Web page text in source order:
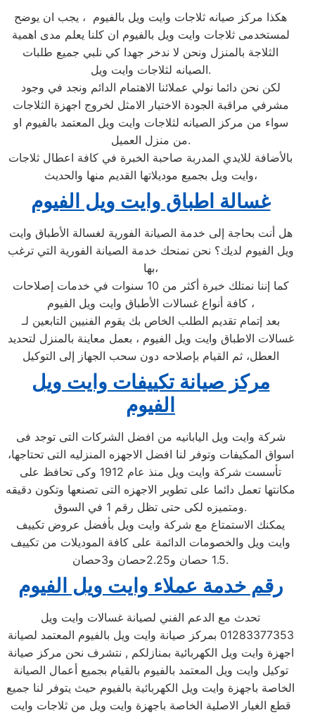
هكذا مركز صيانه ثلاجات وايت ويل بالفيوم ، يجب ان يوضح
لمستخدمى ثلاجات وايت ويل بالفيوم ان كلنا يعلم مدى اهمية
الثلاجة بالمنزل ونحن لا ندخر جهدا كي نلبي جميع طلبات
الصيانه لثلاجات وايت ويل.
لكن نحن دائما نولي عملائنا الاهتمام الدائم ونجد في وجود
مشرفي مراقبة الجودة الاختيار الامثل لخروج اجهزة الثلاجات
سواء من مركز الصيانه لثلاجات وايت ويل المعتمد بالفيوم او
من منزل العميل.
بالأضافة للايدي المدربة صاحبة الخبرة في كافة اعطال ثلاجات
وايت ويل بجميع موديلاتها القديم منها والحديث،
غسالة اطباق وايت ويل الفيوم
هل أنت بحاجة إلى خدمة الصيانة الفورية لغسالة الأطباق وايت
ويل الفيوم لديك؟ نحن نمنحك خدمة الصيانة الفورية التي ترغب
بها،
كما إننا نمتلك خبرة أكثر من 10 سنوات في خدمات إصلاحات
كافة أنواع غسالات الأطباق وايت ويل الفيوم ،
بعد إتمام تقديم الطلب الخاص بك يقوم الفنيين التابعين لـ
غسالات الاطباق وايت ويل الفيوم ، بعمل معاينة بالمنزل لتحديد
العطل، ثم القيام بإصلاحه دون سحب الجهاز إلى التوكيل
مركز صيانة تكييفات وايت ويل
الفيوم
شركة وايت ويل اليابانيه من افضل الشركات التى توجد فى
اسواق المكيفات وتوفر لنا افضل الاجهزه المنزليه التى تحتاجها،
تأسست شركة وايت ويل منذ عام 1912 وكى تحافظ على
مكانتها تعمل دائما على تطوير الاجهزه التى تصنعها وتكون دقيقه
ومتميزه لكى حتى تظل رقم 1 في السوق.
يمكنك الاستمتاع مع شركة وايت ويل بأفضل عروض تكييف
وايت ويل والخصومات الدائمة على كافة الموديلات من تكييف
1.5 حصان و2.25حصان و3حصان.
رقم خدمة عملاء وايت ويل الفيوم
تحدث مع الدعم الفني لصيانة غسالات وايت ويل
01283377353 بمركز صيانة وايت ويل بالفيوم المعتمد لصيانة
اجهزة وايت ويل الكهربائية بمنازلكم , نتشرف نحن مركز صيانة
توكيل وايت ويل المعتمد بالفيوم بالقيام بجميع أعمال الصيانة
الخاصة باجهزة وايت ويل الكهربائية بالفيوم حيث يتوفر لنا جميع
قطع الغيار الاصلية الخاصة باجهزة وايت ويل من ثلاجات وايت